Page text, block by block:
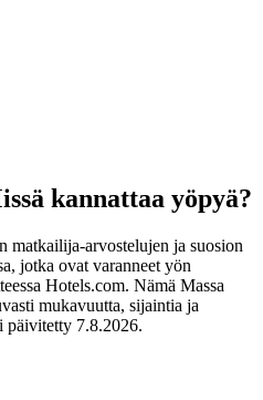
kannattaa yöpyä?
matkailija-arvostelujen ja suosion
jotka ovat varanneet yön
Hotels.com. Nämä Massa
mukavuutta, sijaintia ja
päivitetty 7.8.2026.